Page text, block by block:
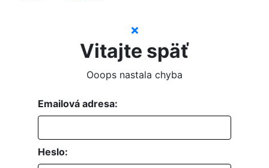
Vitajte späť
Ooops nastala chyba
Emailová adresa:
Heslo: